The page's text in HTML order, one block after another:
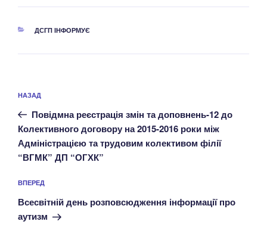
КАТЕГОРІЇ
ДСГП ІНФОРМУЄ
записів
Попередній
запис:
НАЗАД
Повідмна реєстрація змін та доповнень-12 до
Колективного договору на 2015-2016 роки між
Адміністрацією та трудовим колективом філії
“ВГМК” ДП “ОГХК”
Наступний
запис
ВПЕРЕД
Всесвітній день розповсюдження інформації про
аутизм